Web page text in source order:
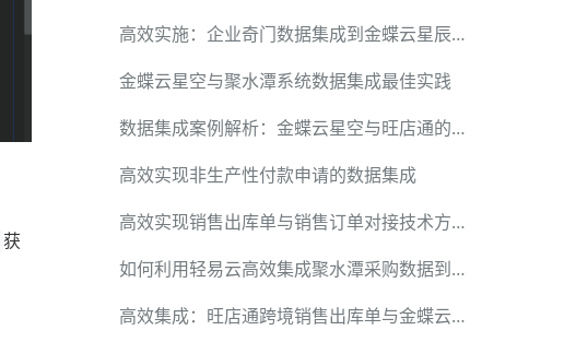
获
高效实施：企业奇门数据集成到金蝶云星辰V1方案
金蝶云星空与聚水潭系统数据集成最佳实践
数据集成案例解析：金蝶云星空与旺店通的数据同步
高效实现非生产性付款申请的数据集成
高效实现销售出库单与销售订单对接技术方案
如何利用轻易云高效集成聚水潭采购数据到MySQL
高效集成：旺店通跨境销售出库单与金蝶云星空